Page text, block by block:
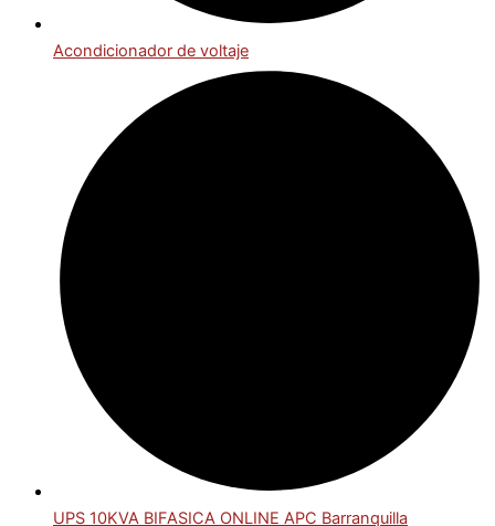
Acondicionador de voltaje
UPS 10KVA BIFASICA ONLINE APC Barranquilla